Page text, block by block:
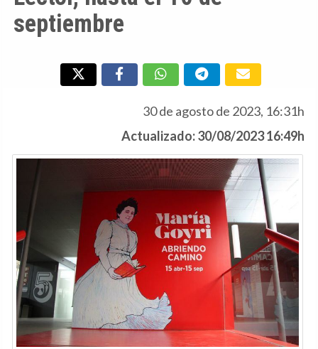
septiembre
30 de agosto de 2023, 16:31h
Actualizado: 30/08/2023 16:49h